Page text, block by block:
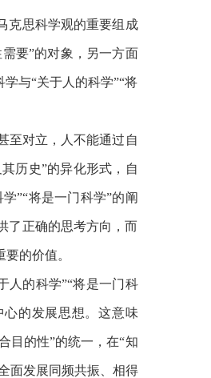
克思科学观的重要组成
要”的对象，另一方面
与“关于人的科学”“将
至对立，人不能通过自
历史”的异化形式，自
”“将是一门科学”的阐
了正确的思考方向，而
的价值。
人的科学”“将是一门科
的发展思想。这意味
目的性”的统一，在“知
面发展同频共振、相得